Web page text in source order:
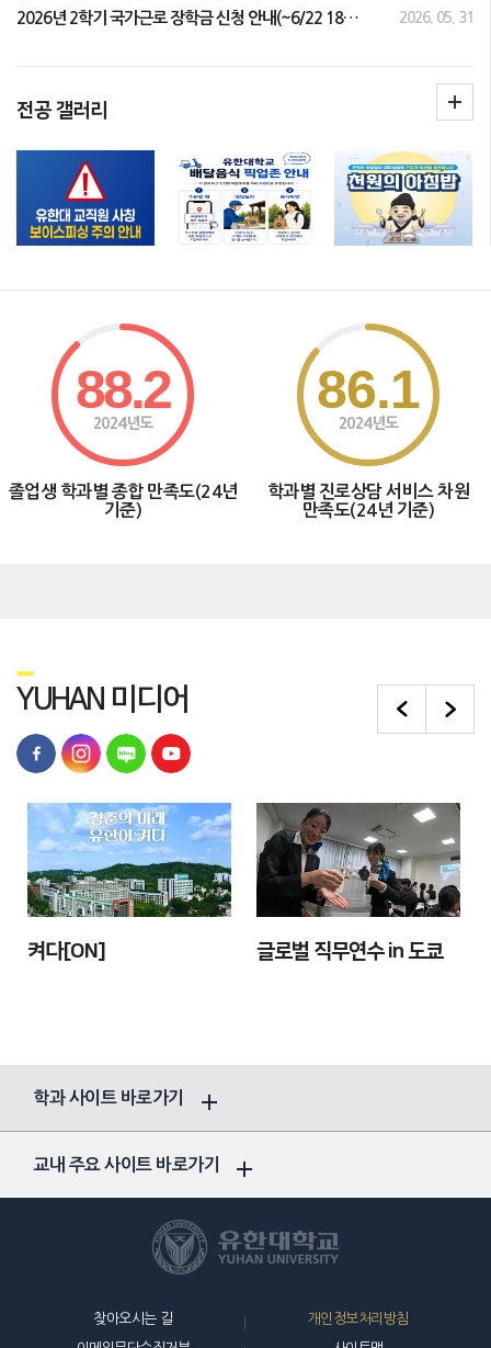
2026년 2학기 국가근로 장학금 신청 안내(~6/22 18시 마감) 2026. 05. 31
전공 갤러리
88.2
2024년도
졸업생 학과별 종합 만족도(24년
기준)
86.1
2024년도
학과별 진로상담 서비스 차원
만족도(24년 기준)
YUHAN 미디어
켜다[ON] 글로벌 직무연수 in 도쿄
학과 사이트 바로가기
교내 주요 사이트 바로가기
찾아오시는 길 개인정보처리방침